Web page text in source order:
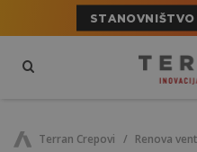
STANOVNIŠTVO
Terran Crepovi Renova